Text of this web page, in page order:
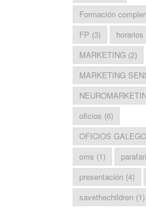
Formación
FP (3) horarios
MARKETING (2)
MARKETING
oficios (6)
OFICIOS
oms (1)
presentación (4)
savethechildren (1)